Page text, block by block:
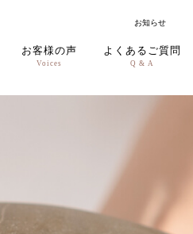
お知らせ
お客様の声
Voices
よくあるご質問
Q & A